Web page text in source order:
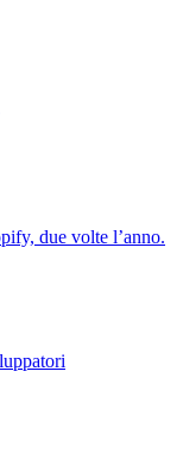
due volte l’anno.